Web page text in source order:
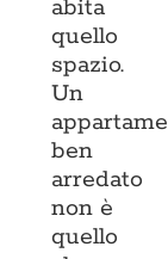
abita
quello
spazio.
Un
ben
arredato
non è
quello